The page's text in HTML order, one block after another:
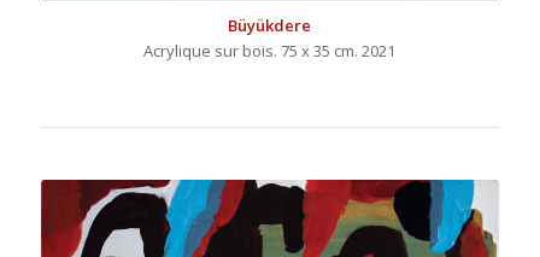
Büyükdere
Acrylique sur bois. 75 x 35 cm. 2021